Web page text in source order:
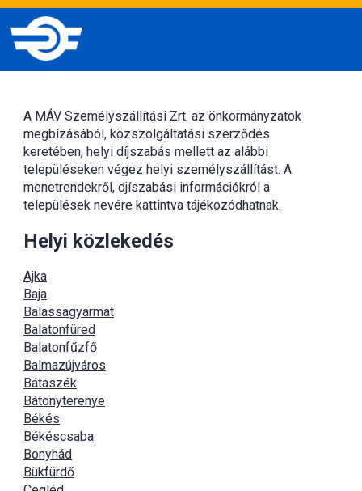
A MÁV Személyszállítási Zrt. az önkormányzatok
megbízásából, közszolgáltatási szerződés
keretében, helyi díjszabás mellett az alábbi
településeken végez helyi személyszállítást. A
menetrendekről, djíszabási információkról a
települések nevére kattintva tájékozódhatnak.
Helyi közlekedés
Ajka
Baja
Balassagyarmat
Balatonfüred
Balatonfűzfő
Balmazújváros
Bátaszék
Bátonyterenye
Békés
Békéscsaba
Bonyhád
Bükfürdő